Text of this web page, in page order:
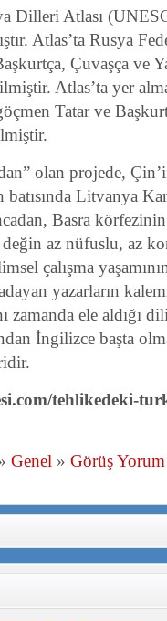
Dilleri Atlası
Atlas’ta Rusya
Çuvaşça ve
Atlas’ta yer
Tatar ve
olan projede,
batısında Litvanya
Basra
değin az nüfuslu, az
çalışma
yazarların
zamanda ele aldığı
İngilizce başta
tehlikedeki-
Genel » Görüş Yorum